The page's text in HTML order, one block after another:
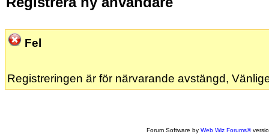
Fel
Registreringen är för närvarande avstängd,
Forum Software byWeb Wiz Forums®